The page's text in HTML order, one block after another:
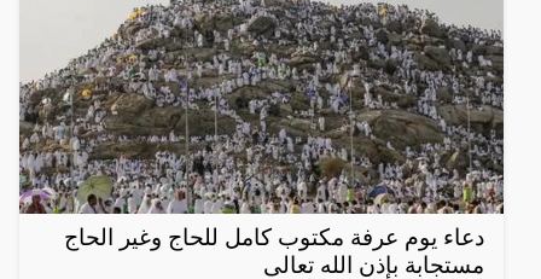
دعاء يوم عرفة مكتوب كامل للحاج وغير الحاج
مستجابة بإذن الله تعالى